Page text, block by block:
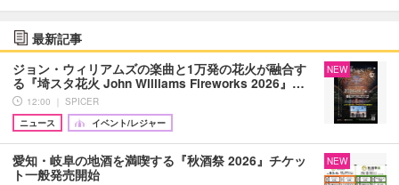
最新記事
ジョン・ウィリアムズの楽曲と1万発の花火が融合す
る『埼スタ花火 John Williams Fireworks 2026』…
12:00 ｜ SPICER
ニュース
イベント/レジャー
NEW
愛知・岐阜の地酒を満喫する『秋酒祭 2026』チケッ
ト一般発売開始
NEW